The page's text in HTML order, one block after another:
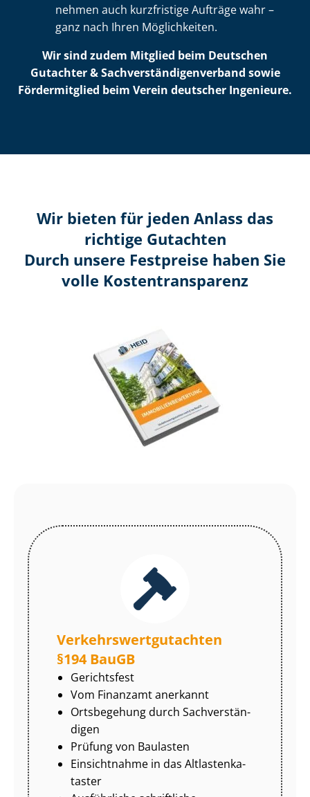
nehmen auch kurzfristige Aufträge wahr –
ganz nach Ihren Möglichkeiten.
Wir sind zudem Mitglied beim Deutschen
Gutachter & Sach­ver­stän­di­gen­ver­band sowie
Fördermitglied beim Verein deutscher Ingenieure.
Wir bieten für jeden Anlass das
richtige Gutachten
Durch unsere Festpreise haben Sie
volle Kosten­transparenz
Ver­kehrs­wert­gut­ach­ten
§194 BauGB
Gerichtsfest
Vom Finanzamt anerkannt
Ortsbegehung durch Sach­ver­stän­
di­gen
Prüfung von Baulasten
Einsichtnahme in das Alt­las­ten­ka­
tas­ter